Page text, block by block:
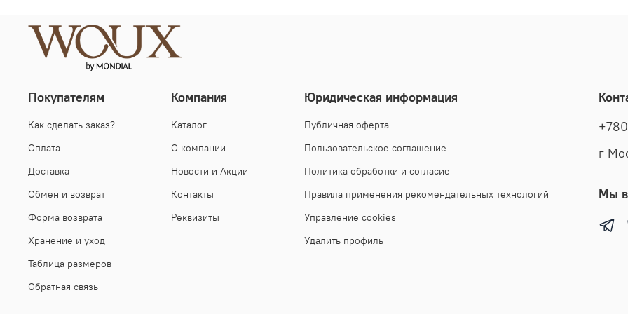
шуба,
бренда
Покупателям
Как сделать заказ?
Оплата
Доставка
Обмен и возврат
Форма возврата
Хранение и уход
Таблица размеров
Обратная связь
Компания
Каталог
О компании
Новости и Акции
Контакты
Реквизиты
Юридическая информация
Публичная оферта
Пользовательское соглашение
Политика обработки и согласие
Правила применения рекомендательных технологий
Управление cookies
Удалить профиль
г
Мы в